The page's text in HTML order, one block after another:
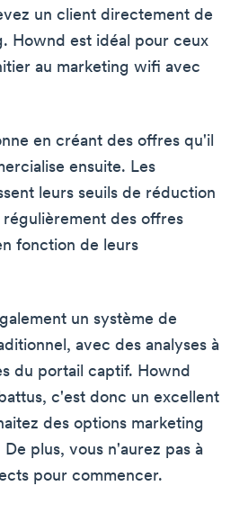
un client directement de
Hownd est idéal pour ceux
au marketing wifi avec
en créant des offres qu'il
ensuite. Les
leurs seuils de réduction
des offres
fonction de leurs
un système de
avec des analyses à
du portail captif. Hownd
c'est donc un excellent
des options marketing
De plus, vous n'aurez pas à
pour commencer.